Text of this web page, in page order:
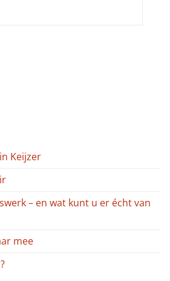
Keijzer
– en wat kunt u er écht van
mee